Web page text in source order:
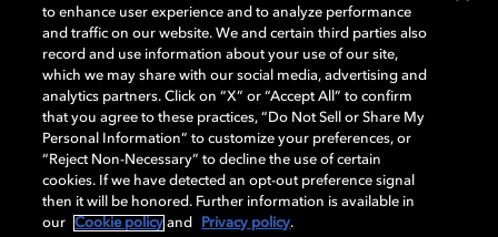
Dolby y el símbolo de la doble D son marcas registradas de Dolby
Laboratories Licensing Corporation. Todas las demás marcas
comerciales son propiedad de sus respectivos dueños. 2025 Dolby
Laboratories, Inc. todos los derechos reservados.
Cookie Manager Política de privacidad
to enhance user experience and to analyze performance
and traffic on our website. We and certain third parties also
record and use information about your use of our site,
which we may share with our social media, advertising and
analytics partners. Click on “X” or “Accept All” to confirm
that you agree to these practices, “Do Not Sell or Share My
Personal Information” to customize your preferences, or
“Reject Non-Necessary” to decline the use of certain
cookies. If we have detected an opt-out preference signal
then it will be honored. Further information is available in
our
Cookie policy and Privacy policy.